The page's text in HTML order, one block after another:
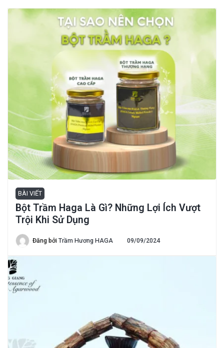
BÀI VIẾT
Bột Trầm Haga Là Gì? Những Lợi Ích Vượt
Trội Khi Sử Dụng
Đăng bởi Trầm Hương HAGA 09/09/2024